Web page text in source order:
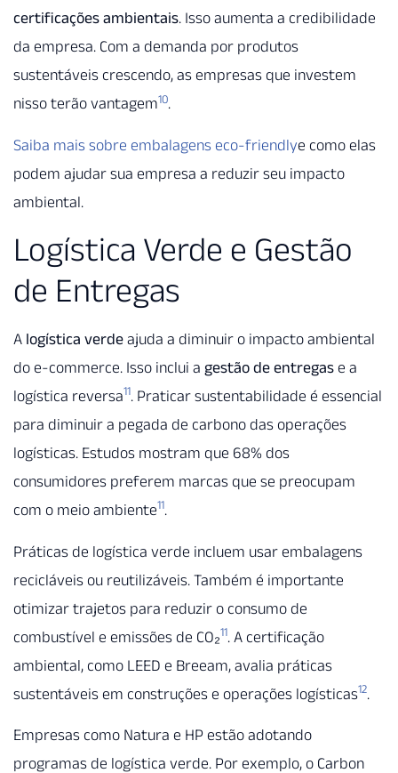
certificações ambientais. Isso aumenta a credibilidade
da empresa. Com a demanda por produtos
sustentáveis crescendo, as empresas que investem
nisso terão vantagem10.
Saiba mais sobre embalagens eco-friendlye como elas
podem ajudar sua empresa a reduzir seu impacto
ambiental.
Logística Verde e Gestão
de Entregas
A logística verde ajuda a diminuir o impacto ambiental
do e-commerce. Isso inclui a gestão de entregas e a
logística reversa11. Praticar sustentabilidade é essencial
para diminuir a pegada de carbono das operações
logísticas. Estudos mostram que 68% dos
consumidores preferem marcas que se preocupam
com o meio ambiente11.
Práticas de logística verde incluem usar embalagens
recicláveis ou reutilizáveis. Também é importante
otimizar trajetos para reduzir o consumo de
combustível e emissões de CO₂11. A certificação
ambiental, como LEED e Breeam, avalia práticas
sustentáveis em construções e operações logísticas12.
Empresas como Natura e HP estão adotando
programas de logística verde. Por exemplo, o Carbon